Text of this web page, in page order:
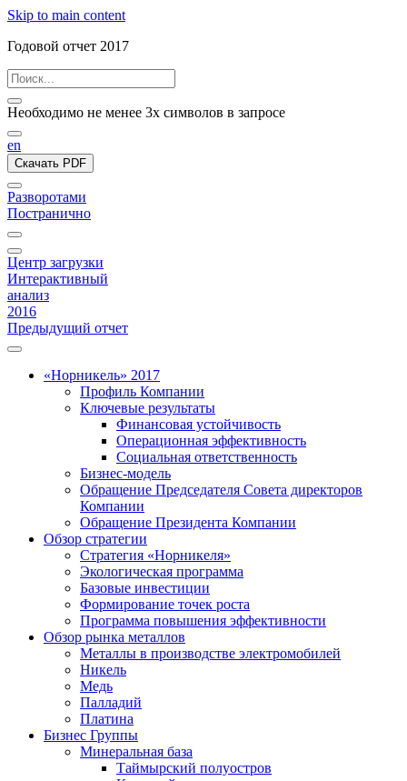
Skip to main content
Годовой отчет 2017
Необходимо не менее 3х символов в запросе
en
Скачать PDF
Разворотами
Постранично
Центр загрузки
Интерактивный
анализ
2016
Предыдущий отчет
«Норникель» 2017
Профиль Компании
Ключевые результаты
Финансовая устойчивость
Операционная эффективность
Социальная ответственность
Бизнес-модель
Обращение Председателя Совета директоров
Компании
Обращение Президента Компании
Обзор стратегии
Стратегия «Норникеля»
Экологическая программа
Базовые инвестиции
Формирование точек роста
Программа повышения эффективности
Обзор рынка металлов
Металлы в производстве электромобилей
Никель
Медь
Палладий
Платина
Бизнес Группы
Минеральная база
Таймырский полуостров